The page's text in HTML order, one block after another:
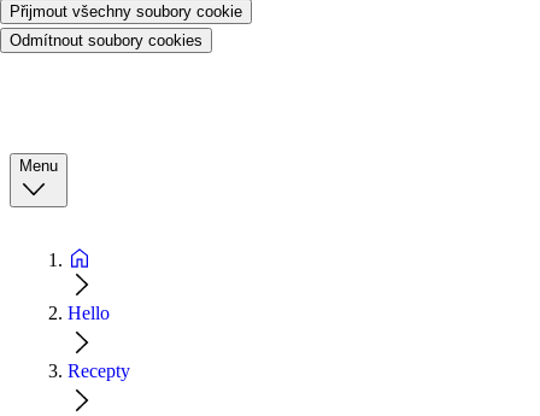
Přijmout všechny soubory cookie
Odmítnout soubory cookies
Menu
Hello
Recepty